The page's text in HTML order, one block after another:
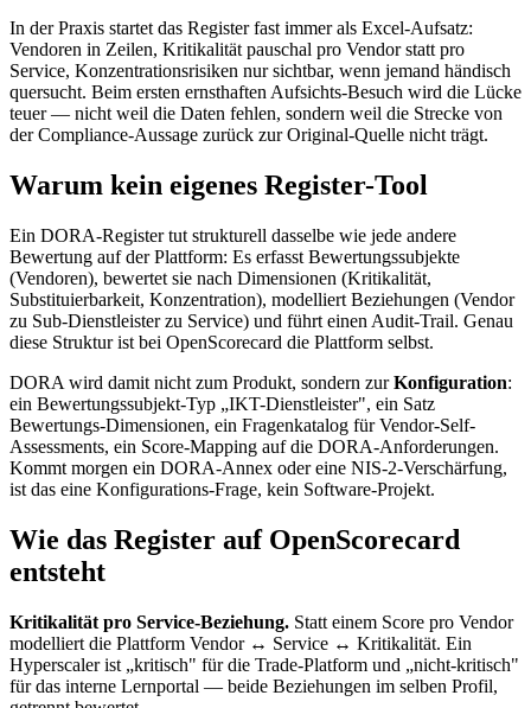
In der Praxis startet das Register fast immer als Excel-Aufsatz:
Vendoren in Zeilen, Kritikalität pauschal pro Vendor statt pro
Service, Konzentrationsrisiken nur sichtbar, wenn jemand händisch
quersucht. Beim ersten ernsthaften Aufsichts-Besuch wird die Lücke
teuer — nicht weil die Daten fehlen, sondern weil die Strecke von
der Compliance-Aussage zurück zur Original-Quelle nicht trägt.
Warum kein eigenes Register-Tool
Ein DORA-Register tut strukturell dasselbe wie jede andere
Bewertung auf der Plattform: Es erfasst Bewertungssubjekte
(Vendoren), bewertet sie nach Dimensionen (Kritikalität,
Substituierbarkeit, Konzentration), modelliert Beziehungen (Vendor
zu Sub-Dienstleister zu Service) und führt einen Audit-Trail. Genau
diese Struktur ist bei OpenScorecard die Plattform selbst.
DORA wird damit nicht zum Produkt, sondern zurKonfiguration:
ein Bewertungssubjekt-Typ „IKT-Dienstleister", ein Satz
Bewertungs-Dimensionen, ein Fragenkatalog für Vendor-Self-
Assessments, ein Score-Mapping auf die DORA-Anforderungen.
Kommt morgen ein DORA-Annex oder eine NIS-2-Verschärfung,
ist das eine Konfigurations-Frage, kein Software-Projekt.
Wie das Register auf OpenScorecard
entsteht
Kritikalität pro Service-Beziehung. Statt einem Score pro Vendor
modelliert die Plattform Vendor ↔ Service ↔ Kritikalität. Ein
Hyperscaler ist „kritisch" für die Trade-Platform und „nicht-kritisch"
für das interne Lernportal — beide Beziehungen im selben Profil,